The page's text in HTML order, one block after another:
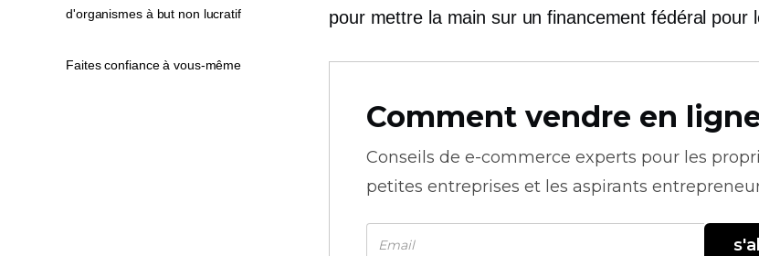
pour mettre la main sur un financement fédéral pour
Comment vendre en
Conseils de e-commerce experts pour les
petites entreprises et les aspirants
d'organismes à but non lucratif
Faites confiance à vous-même